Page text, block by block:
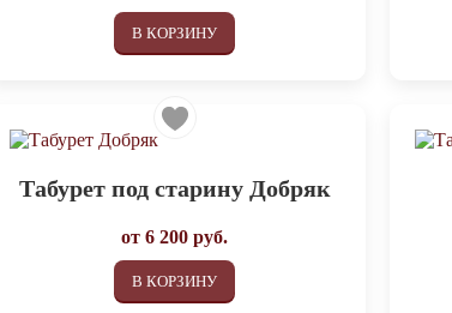
В КОРЗИНУ
Табурет под старину Добряк
от6 200 руб.
В КОРЗИНУ